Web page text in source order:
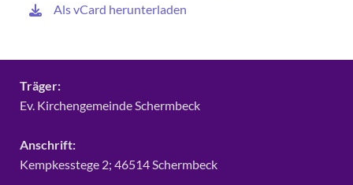
Als vCard herunterladen
Träger:
Ev. Kirchengemeinde Schermbeck
Anschrift:
Kempkesstege 2; 46514 Schermbeck